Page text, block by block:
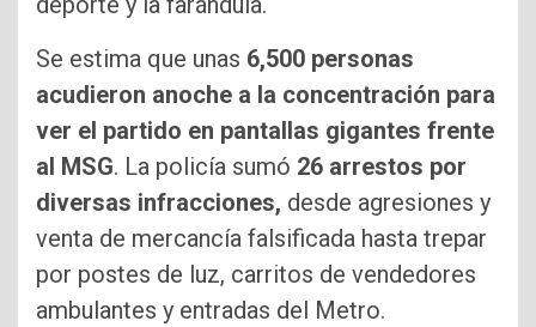
Se estima que unas 6,500 personas
acudieron anoche a la concentración para
ver el partido en pantallas gigantes frente
al MSG. La policía sumó 26 arrestos por
diversas infracciones, desde agresiones y
venta de mercancía falsificada hasta trepar
por postes de luz, carritos de vendedores
ambulantes y entradas del Metro.